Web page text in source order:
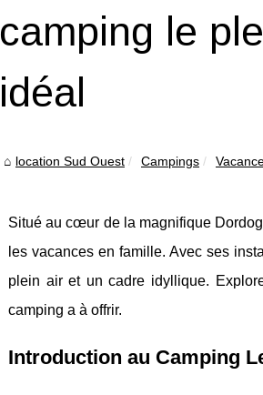
camping le
idéal
location Sud Ouest Campings
Situé au cœur de la magnifique
les vacances en famille. Avec ses
plein air et un cadre idyllique.
camping a à offrir.
Introduction au Camping